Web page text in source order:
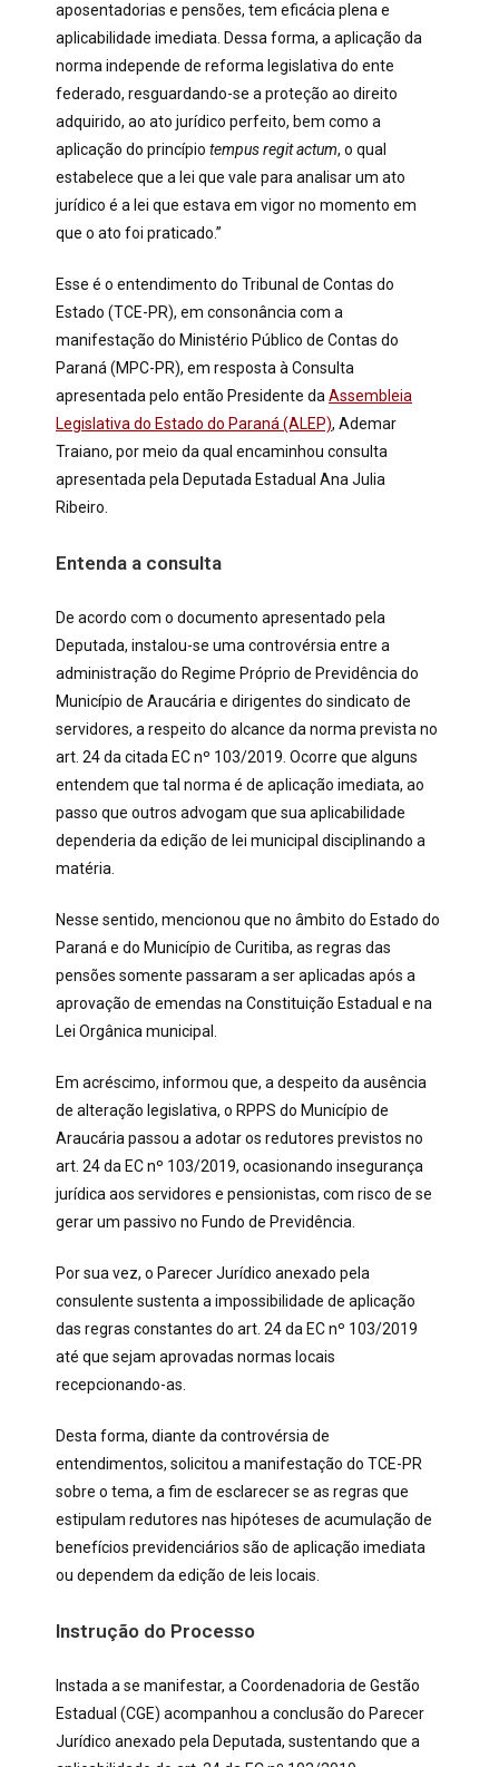
aposentadorias e pensões, tem eficácia plena e
aplicabilidade imediata. Dessa forma, a aplicação da
norma independe de reforma legislativa do ente
federado, resguardando-se a proteção ao direito
adquirido, ao ato jurídico perfeito, bem como a
aplicação do princípio tempus regit actum, o qual
estabelece que a lei que vale para analisar um ato
jurídico é a lei que estava em vigor no momento em
que o ato foi praticado.”
Esse é o entendimento do Tribunal de Contas do
Estado (TCE-PR), em consonância com a
manifestação do Ministério Público de Contas do
Paraná (MPC-PR), em resposta à Consulta
apresentada pelo então Presidente da Assembleia
Legislativa do Estado do Paraná (ALEP), Ademar
Traiano, por meio da qual encaminhou consulta
apresentada pela Deputada Estadual Ana Julia
Ribeiro.
Entenda a consulta
De acordo com o documento apresentado pela
Deputada, instalou-se uma controvérsia entre a
administração do Regime Próprio de Previdência do
Município de Araucária e dirigentes do sindicato de
servidores, a respeito do alcance da norma prevista no
art. 24 da citada EC nº 103/2019. Ocorre que alguns
entendem que tal norma é de aplicação imediata, ao
passo que outros advogam que sua aplicabilidade
dependeria da edição de lei municipal disciplinando a
matéria.
Nesse sentido, mencionou que no âmbito do Estado do
Paraná e do Município de Curitiba, as regras das
pensões somente passaram a ser aplicadas após a
aprovação de emendas na Constituição Estadual e na
Lei Orgânica municipal.
Em acréscimo, informou que, a despeito da ausência
de alteração legislativa, o RPPS do Município de
Araucária passou a adotar os redutores previstos no
art. 24 da EC nº 103/2019, ocasionando insegurança
jurídica aos servidores e pensionistas, com risco de se
gerar um passivo no Fundo de Previdência.
Por sua vez, o Parecer Jurídico anexado pela
consulente sustenta a impossibilidade de aplicação
das regras constantes do art. 24 da EC nº 103/2019
até que sejam aprovadas normas locais
recepcionando-as.
Desta forma, diante da controvérsia de
entendimentos, solicitou a manifestação do TCE-PR
sobre o tema, a fim de esclarecer se as regras que
estipulam redutores nas hipóteses de acumulação de
benefícios previdenciários são de aplicação imediata
ou dependem da edição de leis locais.
Instrução do Processo
Instada a se manifestar, a Coordenadoria de Gestão
Estadual (CGE) acompanhou a conclusão do Parecer
Jurídico anexado pela Deputada, sustentando que a